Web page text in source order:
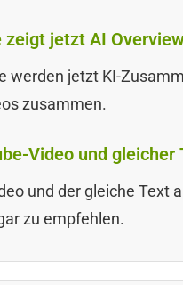
zeigt jetzt AI
werden jetzt KI-
zusammen.
Video und
und der gleiche Text
zu empfehlen.